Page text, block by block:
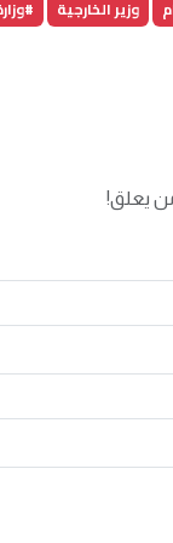
وزير الخارجية
يعلق!